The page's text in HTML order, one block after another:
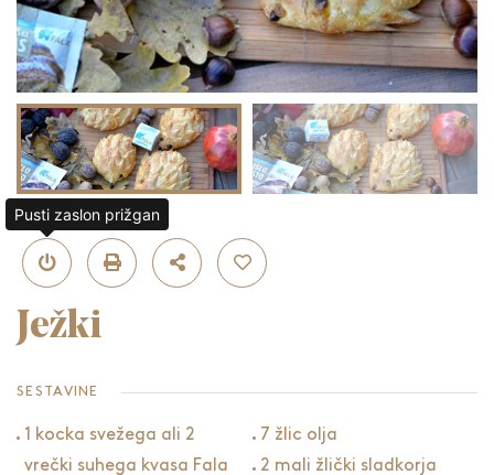
Ježki
SESTAVINE
1 kocka svežega ali 2
vrečki suhega kvasa Fala
7 žlic olja
2 mali žlički sladkorja
Pusti zaslon prižgan